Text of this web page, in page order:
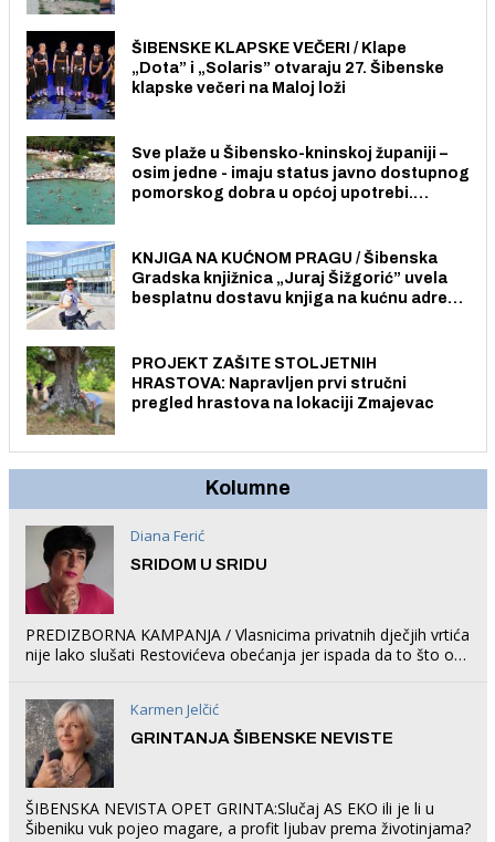
ŠIBENSKE KLAPSKE VEČERI / Klape
„Dota” i „Solaris” otvaraju 27. Šibenske
klapske večeri na Maloj loži
Sve plaže u Šibensko-kninskoj županiji –
osim jedne - imaju status javno dostupnog
pomorskog dobra u općoj upotrebi.
KNJIGA NA KUĆNOM PRAGU / Šibenska
Gradska knjižnica „Juraj Šižgorić” uvela
besplatnu dostavu knjiga na kućnu adresu
PROJEKT ZAŠITE STOLJETNIH
HRASTOVA: Napravljen prvi stručni
pregled hrastova na lokaciji Zmajevac
Kolumne
Diana Ferić
SRIDOM U SRIDU
PREDIZBORNA KAMPANJA / Vlasnicima privatnih dječjih vrtića
nije lako slušati Restovićeva obećanja jer ispada da to što oni
Karmen Jelčić
GRINTANJA ŠIBENSKE NEVISTE
ŠIBENSKA NEVISTA OPET GRINTA:Slučaj AS EKO ili je li u
Šibeniku vuk pojeo magare, a profit ljubav prema životinjama?